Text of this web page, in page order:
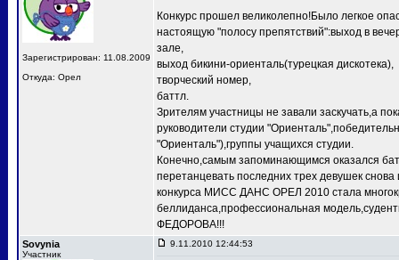
Зарегистрирован: 11.08.2009
Откуда: Орел
Конкурс прошел великолепно!Было легкое
настоящую "полосу препятствий":выход в
зале,
выход бикини-ориенталь(турецкая дискотека),
творческий номер,
баттл.
Зрителям участницы не завали заскучать,а
руководители студии
"Ориенталь"),группы учащихся студии.
Конечно,самым запоминающимся оказался
перетанцевать последних трех девушек
конкурса МИСС ДАНС ОРЕЛ 2010 стала
беллиданса,профессиональная
ФЕДОРОВА!!!
Sovynia
Участник
9.11.2010 12:44:53